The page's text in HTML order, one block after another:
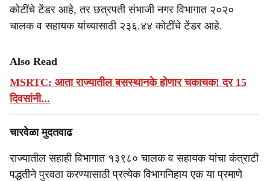
कोटींचे टेंडर आहे, तर छत्रपती संभाजी नगर विभागात २०२०
चालक व सहायक यांच्यासाठी २३६.४४ कोटींचे टेंडर आहे.
Also Read
MSRTC: आता राज्यातील बसस्थानके होणार चकाचक! दर 15
दिवसांनी...
चारवेळा मुदतवाढ
राज्यातील सहाही विभागात १३९८० चालक व सहायक यांचा कंत्राटी
पद्धतीने पुरवठा करण्यासाठी प्रत्येक विभागनिहाय एक या प्रमाणे